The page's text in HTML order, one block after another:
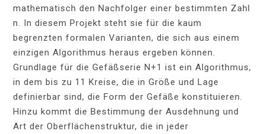
mathematisch den Nachfolger einer bestimmten Zahl
n. In diesem Projekt steht sie für die kaum
begrenzten formalen Varianten, die sich aus einem
einzigen Algorithmus heraus ergeben können.
Grundlage für die Gefäßserie N+1 ist ein Algorithmus,
in dem bis zu 11 Kreise, die in Größe und Lage
definierbar sind, die Form der Gefäße konstituieren.
Hinzu kommt die Bestimmung der Ausdehnung und
Art der Oberflächenstruktur, die in jeder